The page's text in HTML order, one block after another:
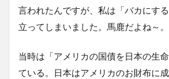
言われたんですが、私は「バカにす
立ってしまいました。馬鹿だよね～。
当時は「アメリカの国債を日本の生
ている。日本はアメリカのお財布に